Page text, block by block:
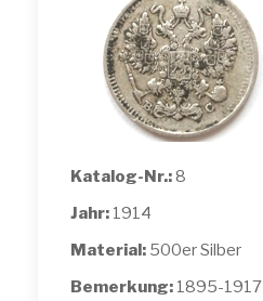
Katalog-Nr.:8
Jahr: 1914
Material: 500er Silber
Bemerkung: 1895-1917